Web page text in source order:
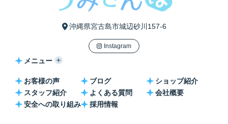
沖縄県宮古島市城辺砂川157-6
Instagram
メニュー
お客様の声 ブログ
ショップ紹介
スタッフ紹介
よくある質問
会社概要
安全への取り組み
採用情報